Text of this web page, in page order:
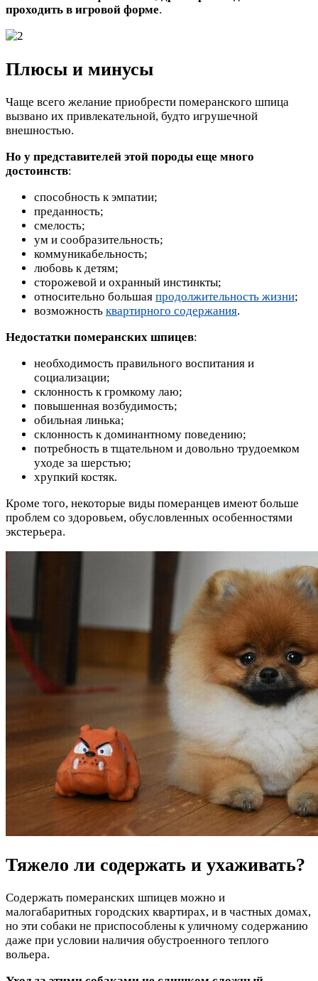
проходить в игровой форме.
Плюсы и минусы
Чаще всего желание приобрести померанского шпица
вызвано их привлекательной, будто игрушечной
внешностью.
Но у представителей этой породы еще много
достоинств:
способность к эмпатии;
преданность;
смелость;
ум и сообразительность;
коммуникабельность;
любовь к детям;
сторожевой и охранный инстинкты;
относительно большая продолжительность жизни;
возможность квартирного содержания.
Недостатки померанских шпицев:
необходимость правильного воспитания и
социализации;
склонность к громкому лаю;
повышенная возбудимость;
обильная линька;
склонность к доминантному поведению;
потребность в тщательном и довольно трудоемком
уходе за шерстью;
хрупкий костяк.
Кроме того, некоторые виды померанцев имеют больше
проблем со здоровьем, обусловленных особенностями
экстерьера.
Тяжело ли содержать и ухаживать?
Содержать померанских шпицев можно и
малогабаритных городских квартирах, и в частных домах,
но эти собаки не приспособлены к уличному содержанию
даже при условии наличия обустроенного теплого
вольера.